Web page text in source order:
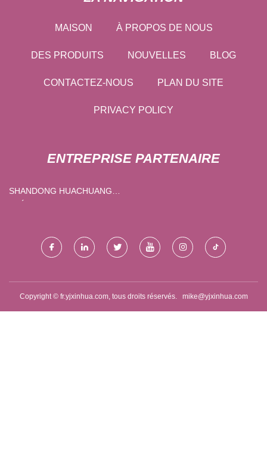
MAISON À PROPOS DE NOUS
DES PRODUITS NOUVELLES BLOG
CONTACTEZ-NOUS PLAN DU SITE
PRIVACY POLICY
ENTREPRISE PARTENAIRE
SHANDONG HUACHUANG
Copyright © fr.yjxinhua.com, tous droits réservés. mike@yjxinhua.com